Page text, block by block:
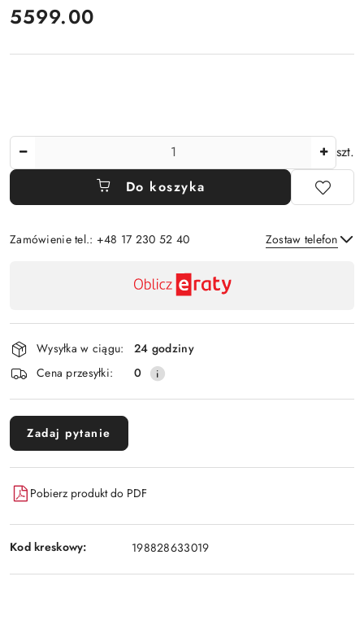
cena:
5599.00
szt.
Do koszyka
Zamówienie tel.: +48 17 230 52 40 Zostaw telefon
płatność
i
dostawa
Wysyłka w ciągu:
24 godziny
Cena przesyłki:
0
Zadaj pytanie
Pobierz produkt do PDF
Kod kreskowy: 198828633019